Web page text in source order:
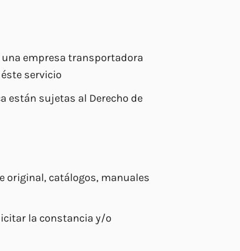
una empresa transportadora
servicio
están sujetas al Derecho de
original, catálogos, manuales
la constancia y/o